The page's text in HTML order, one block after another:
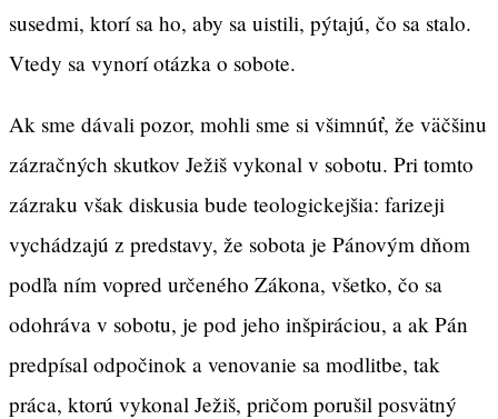
susedmi, ktorí sa ho, aby sa uistili, pýtajú, čo sa stalo.
Vtedy sa vynorí otázka o sobote.
Ak sme dávali pozor, mohli sme si všimnúť, že väčšinu
zázračných skutkov Ježiš vykonal v sobotu. Pri tomto
zázraku však diskusia bude teologickejšia: farizeji
vychádzajú z predstavy, že sobota je Pánovým dňom
podľa ním vopred určeného Zákona, všetko, čo sa
odohráva v sobotu, je pod jeho inšpiráciou, a ak Pán
predpísal odpočinok a venovanie sa modlitbe, tak
práca, ktorú vykonal Ježiš, pričom porušil posvätný